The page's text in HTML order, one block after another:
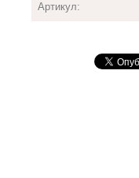
Артикул: